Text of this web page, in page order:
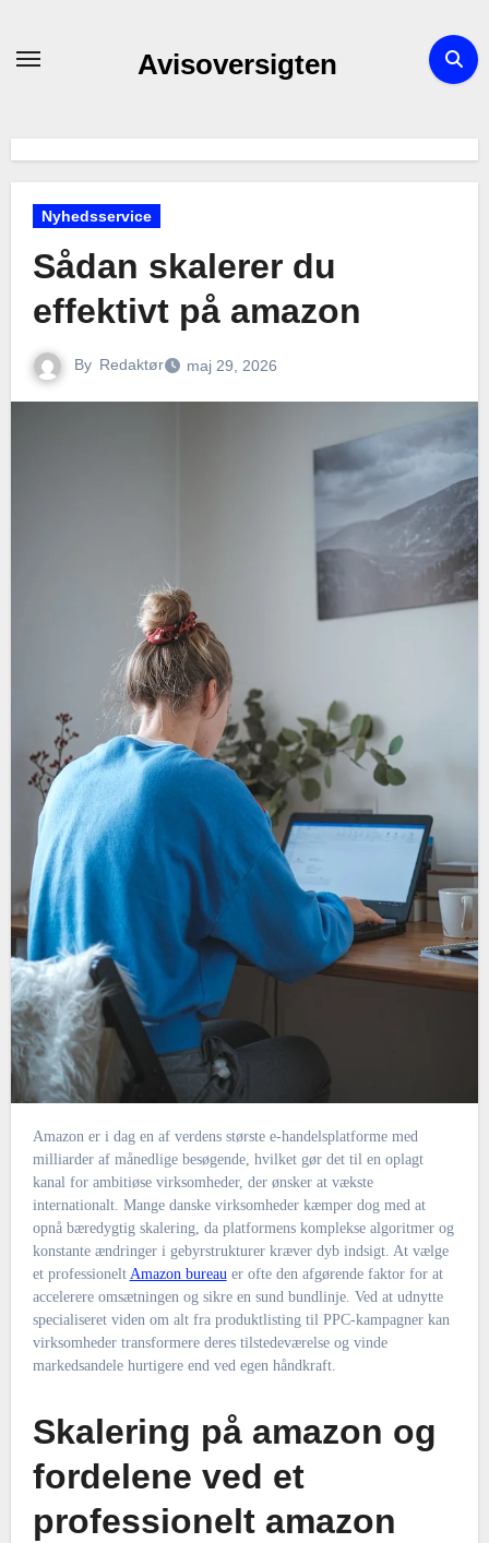
Avisoversigten
Nyhedsservice
Sådan skalerer du
effektivt på amazon
By Redaktør maj 29, 2026
Amazon er i dag en af verdens største e-handelsplatforme med
milliarder af månedlige besøgende, hvilket gør det til en oplagt
kanal for ambitiøse virksomheder, der ønsker at vækste
internationalt. Mange danske virksomheder kæmper dog med at
opnå bæredygtig skalering, da platformens komplekse algoritmer og
konstante ændringer i gebyrstrukturer kræver dyb indsigt. At vælge
et professionelt Amazon bureauer ofte den afgørende faktor for at
accelerere omsætningen og sikre en sund bundlinje. Ved at udnytte
specialiseret viden om alt fra produktlisting til PPC-kampagner kan
virksomheder transformere deres tilstedeværelse og vinde
markedsandele hurtigere end ved egen håndkraft.
Skalering på amazon og
fordelene ved et
professionelt amazon